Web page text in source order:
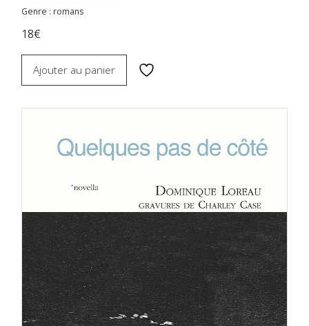
Genre : romans
18€
Ajouter au panier